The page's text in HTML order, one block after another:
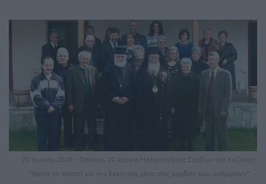
20 Ιουνίου 2024 – Παύλος, 20 χρόνια Μητροπολίτης Σερβίων και Κοζάνης:
‘’Βάλτε το Χριστό και την Εκκλησία μέσα στις καρδιές των ανθρώπων’’. –